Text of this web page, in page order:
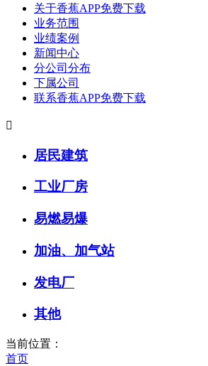
关于香蕉APP免费下载
业务范围
业绩案例
新闻中心
分公司分布
下属公司
联系香蕉APP免费下载

居民建筑
工业厂房
易燃易爆
加油、加气站
发电厂
其他
当前位置：
首页